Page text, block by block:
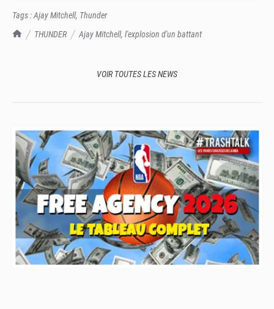
TrashTalk Actu NBA
THUNDER Ajay Mitchell, l'explosion d'un battant
Tags :Ajay Mitchell, Thunder
VOIR TOUTES LES NEWS